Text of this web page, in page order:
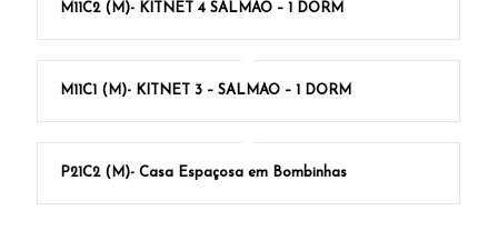
M11C2 (M)- KITNET 4 SALMAO – 1 DORM
M11C1 (M)- KITNET 3 – SALMAO – 1 DORM
P21C2 (M)- Casa Espaçosa em Bombinhas